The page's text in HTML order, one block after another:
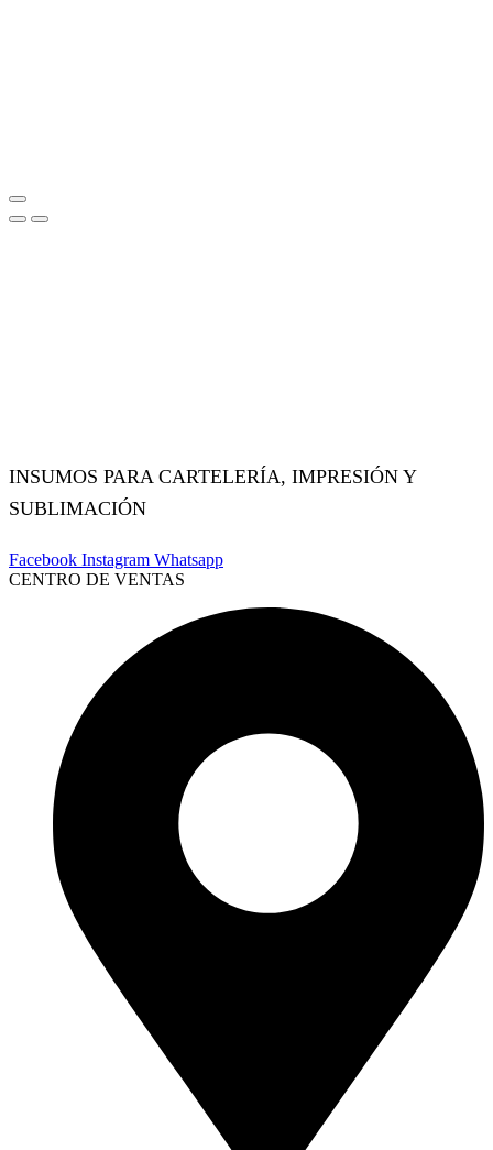
INSUMOS PARA CARTELERÍA, IMPRESIÓN Y
SUBLIMACIÓN
Facebook Instagram Whatsapp
CENTRO DE VENTAS